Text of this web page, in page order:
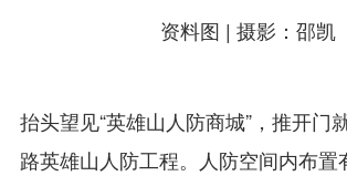
资料图 | 摄影：邵凯
抬头望见“英雄山人防商城”，推开门
路英雄山人防工程。人防空间内布置